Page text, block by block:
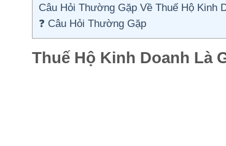
Câu Hỏi Thường Gặp Về Thuế Hộ Kinh
❓ Câu Hỏi Thường Gặp
Thuế Hộ Kinh Doanh Là